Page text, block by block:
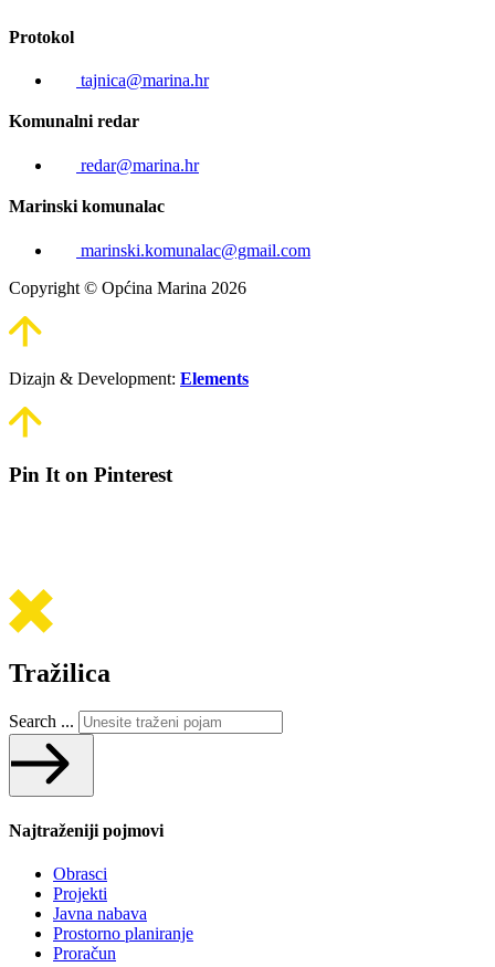
Protokol
tajnica@marina.hr
Komunalni redar
redar@marina.hr
Marinski komunalac
marinski.komunalac@gmail.com
Copyright © Općina Marina 2026
Dizajn & Development: Elements
Pin It on Pinterest
Tražilica
Search ...
Najtraženiji pojmovi
Obrasci
Projekti
Javna nabava
Prostorno planiranje
Proračun